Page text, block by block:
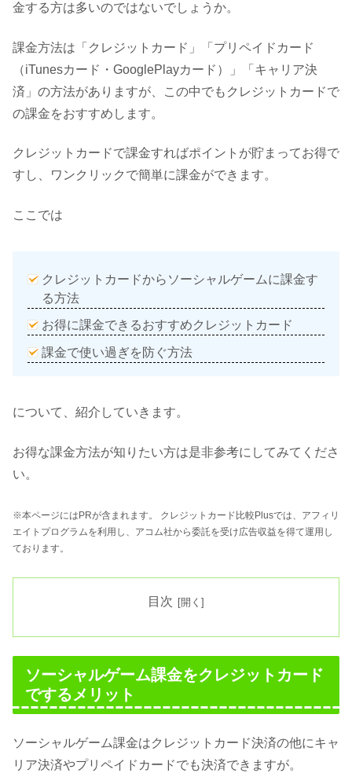
金する方は多いのではないでしょうか。
課金方法は「クレジットカード」「プリペイドカード
（iTunesカード・GooglePlayカード）」「キャリア決
済」の方法がありますが、この中でもクレジットカードで
の課金をおすすめします。
クレジットカードで課金すればポイントが貯まってお得で
すし、ワンクリックで簡単に課金ができます。
ここでは
クレジットカードからソーシャルゲームに課金す
る方法
お得に課金できるおすすめクレジットカード
課金で使い過ぎを防ぐ方法
について、紹介していきます。
お得な課金方法が知りたい方は是非参考にしてみてくださ
い。
※本ページにはPRが含まれます。 クレジットカード比較Plusでは、アフィリ
エイトプログラムを利用し、アコム社から委託を受け広告収益を得て運用し
ております。
目次
ソーシャルゲーム課金をクレジットカード
でするメリット
ソーシャルゲーム課金はクレジットカード決済の他にキャ
リア決済やプリペイドカードでも決済できますが。